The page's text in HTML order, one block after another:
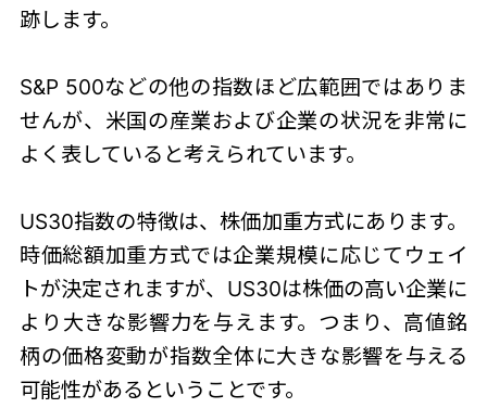
跡します。
S&P 500などの他の指数ほど広範囲ではありま
せんが、米国の産業および企業の状況を非常に
よく表していると考えられています。
US30指数の特徴は、株価加重方式にあります。
時価総額加重方式では企業規模に応じてウェイ
トが決定されますが、US30は株価の高い企業に
より大きな影響力を与えます。つまり、高値銘
柄の価格変動が指数全体に大きな影響を与える
可能性があるということです。